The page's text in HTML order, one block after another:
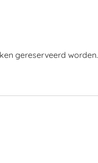
gereserveerd worden.